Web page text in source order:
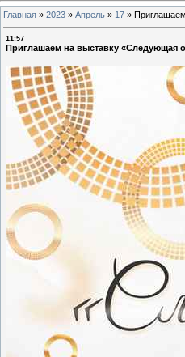
Главная » 2023 » Апрель » 17 »
11:57
Приглашаем на выставку «Следующая